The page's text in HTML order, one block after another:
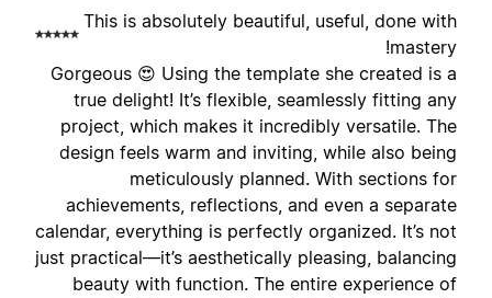
This is absolutely beautiful, useful, done
Gorgeous 😍 Using the template she created is
true delight! It’s flexible, seamlessly fitting
project, which makes it incredibly versatile.
design feels warm and inviting, while also
meticulously planned. With sections
achievements, reflections, and even a
calendar, everything is perfectly organized. It’s
just practical—it’s aesthetically pleasing,
beauty with function. The entire experience